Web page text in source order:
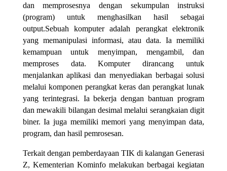
dan memprosesnya dengan sekumpulan instruksi
(program) untuk menghasilkan hasil sebagai
output.Sebuah komputer adalah perangkat elektronik
yang memanipulasi informasi, atau data. Ia memiliki
kemampuan untuk menyimpan, mengambil, dan
memproses data. Komputer dirancang untuk
menjalankan aplikasi dan menyediakan berbagai solusi
melalui komponen perangkat keras dan perangkat lunak
yang terintegrasi. Ia bekerja dengan bantuan program
dan mewakili bilangan desimal melalui serangkaian digit
biner. Ia juga memiliki memori yang menyimpan data,
program, dan hasil pemrosesan.
Terkait dengan pemberdayaan TIK di kalangan Generasi
Z, Kementerian Kominfo melakukan berbagai kegiatan